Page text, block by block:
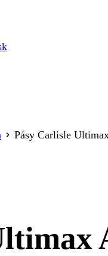
Pásy Carlisle